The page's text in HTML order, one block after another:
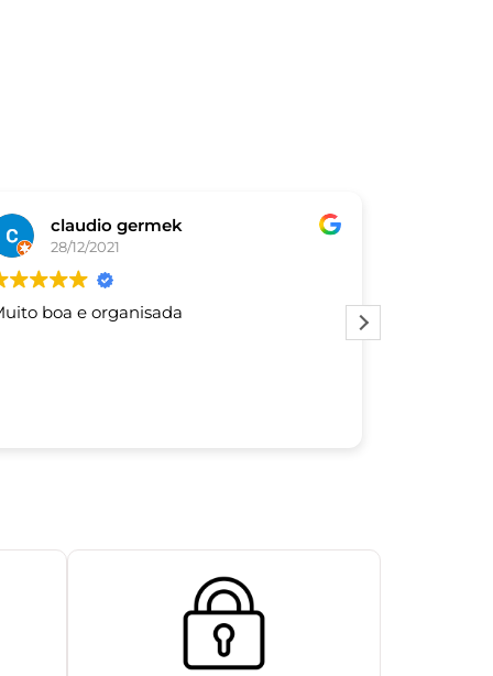
claudio germek
28/12/2021
boa e organisada